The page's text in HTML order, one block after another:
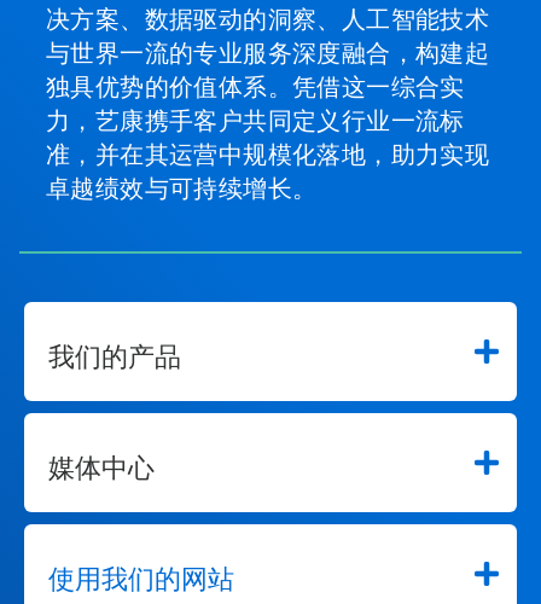
决方案、数据驱动的洞察、人工智能技术
与世界一流的专业服务深度融合，构建起
独具优势的价值体系。凭借这一综合实
力，艺康携手客户共同定义行业一流标
准，并在其运营中规模化落地，助力实现
卓越绩效与可持续增长。
我们的产品
媒体中心
使用我们的网站